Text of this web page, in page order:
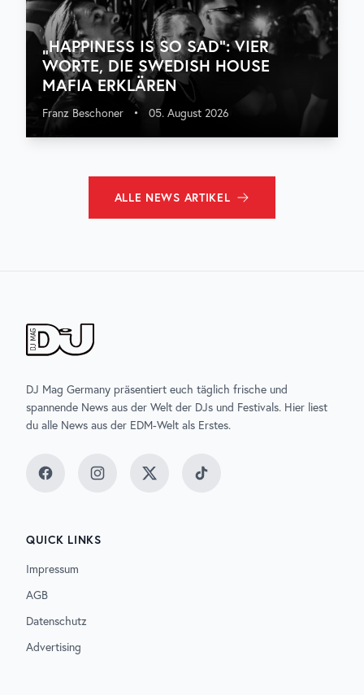
„HAPPINESS IS SO SAD“: VIER
WORTE, DIE SWEDISH HOUSE
MAFIA ERKLÄREN
Franz Beschoner • 05. August 2026
ALLE NEWS ARTIKEL
DJ Mag Germany präsentiert euch täglich frische und
spannende News aus der Welt der DJs und Festivals. Hier liest
du alle News aus der EDM-Welt als Erstes.
FacebookInstagramTwitter TikTok
QUICK LINKS
Impressum
AGB
Datenschutz
Advertising